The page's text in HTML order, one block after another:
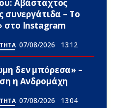
Αβάσταχτος
συνεργάτιδα – Το
στο Instagram
07/08/2026 13:12
δεν μπόρεσα» –
η Ανδρομάχη
07/08/2026 13:04